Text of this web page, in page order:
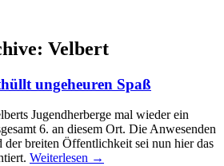
Velbert
ungeheuren Spaß
Jugendherberge mal wieder ein
6. an diesem Ort. Die Anwesenden
breiten Öffentlichkeit sei nun hier das
Weiterlesen →